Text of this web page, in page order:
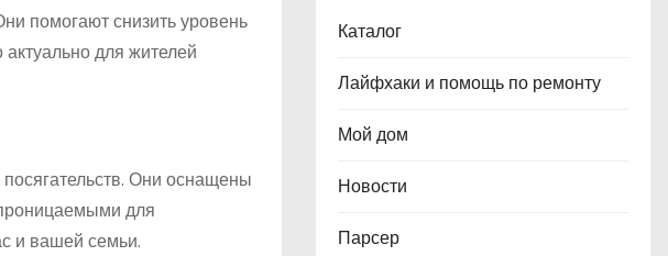
помогают снизить уровень
для жителей
Они оснащены
для
и вашей семьи.
Каталог
Лайфхаки и помощь по ремонту
Мой дом
Новости
Парсер